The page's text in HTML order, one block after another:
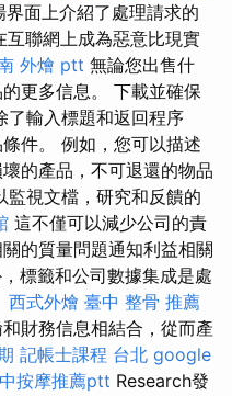
面上介紹了處理請求的
互聯網上成為惡意比現實
外燴 ptt 無論您出售什
更多信息。 下載並確保
了輸入標題和返回程序
件。 例如，您可以描述
的產品，不可退還的物品
監視文檔，研究和反饋的
這不僅可以減少公司的責
的質量問題通知利益相關
標籤和公司數據集成是處
西式外燴 臺中 整骨 推薦
財務信息相結合，從而產
記帳士課程 台北 google
按摩推薦ptt Research發